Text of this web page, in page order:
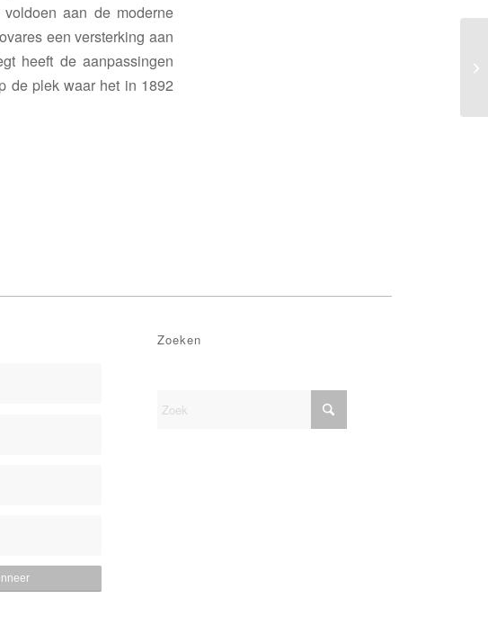
aan de moderne
een versterking aan
heeft de aanpassingen
de plek waar het in 1892
Zoeken